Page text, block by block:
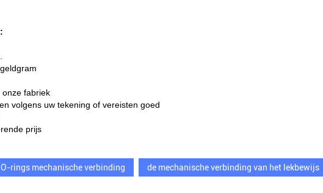
onze fabriek
volgens uw tekening of vereisten goed
prijs
O-rings mechanische verbinding de mechanische verbinding van het lekbewijs